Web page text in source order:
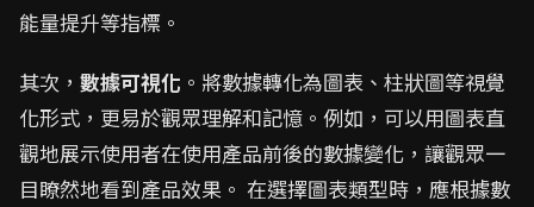
能量提升等指標。
其次， 數據可視化 。將數據轉化為圖表、柱狀圖等視覺
化形式，更易於觀眾理解和記憶。例如，可以用圖表直
觀地展示使用者在使用產品前後的數據變化，讓觀眾一
目瞭然地看到產品效果。 在選擇圖表類型時，應根據數